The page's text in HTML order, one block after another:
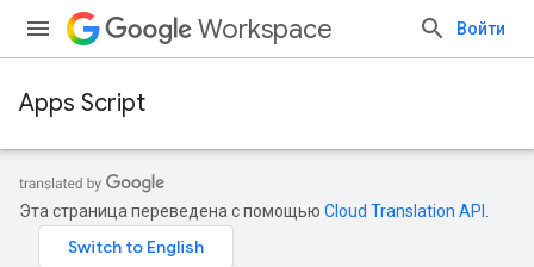
Workspace Войти
Apps Script
Эта страница переведена с помощью Cloud Translation API